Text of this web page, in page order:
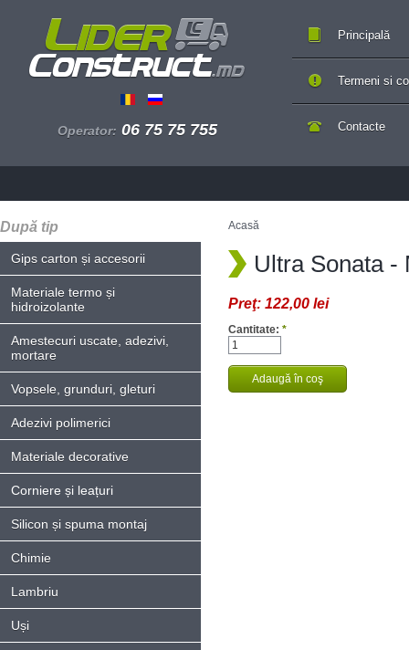
Operator: 06 75 75 755
Principală
Contacte
Termeni si
După tip
Gips carton și accesorii
Materiale termo și
hidroizolante
Amestecuri uscate, adezivi,
mortare
Vopsele, grunduri, gleturi
Adezivi polimerici
Materiale decorative
Corniere și leațuri
Silicon și spuma montaj
Chimie
Lambriu
Uși
Acasă
Ultra Sonata -
Preţ: 122,00 lei
Cantitate: *